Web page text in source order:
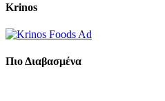
Krinos
Πιο Διαβασμένα